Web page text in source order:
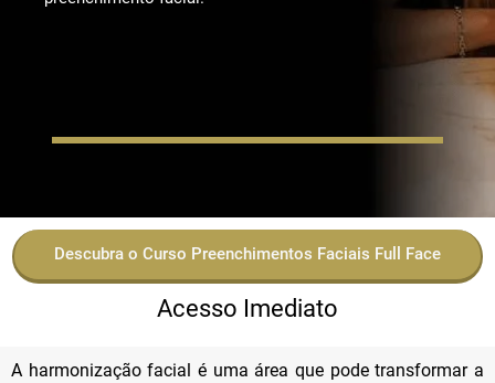
Descubra o Curso Preenchimentos Faciais Full Face
Acesso Imediato
A harmonização facial é uma área que pode transformar a